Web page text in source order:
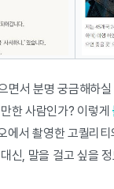
면서 분명 궁금해하
한 사람인가? 이렇게
에서 촬영한 고퀄리
신, 말을 걸고 싶을